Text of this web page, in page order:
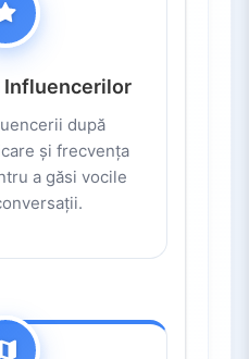
după
și frecvența
a găsi vocile